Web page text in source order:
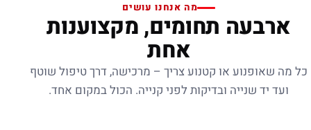
מה אנחנו עושים
ארבעה תחומים, מקצוענות
אחת
כל מה שאופנוע או קטנוע צריך – מרכישה, דרך טיפול שוטף
ועד יד שנייה ובדיקות לפני קנייה. הכול במקום אחד.